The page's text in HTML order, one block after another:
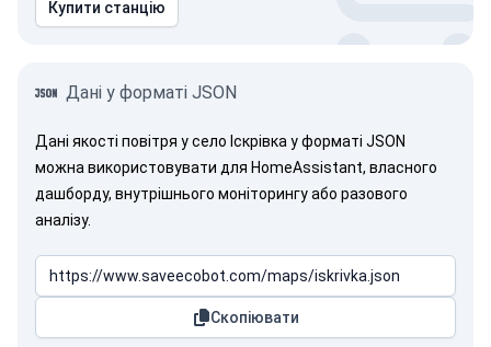
Купити станцію
Дані у форматі JSON
Дані якості повітря у село Іскрівка у форматі JSON
можна використовувати для HomeAssistant, власного
дашборду, внутрішнього моніторингу або разового
аналізу.
Скопіювати